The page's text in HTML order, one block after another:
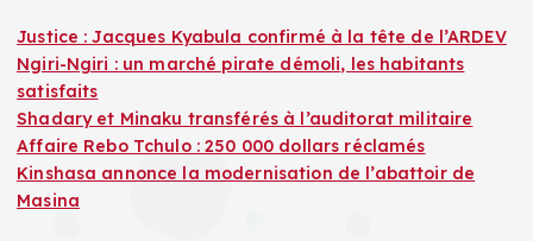
n
a
t
Justice : Jacques Kyabula confirmé à la tête de l’ARDEV
Ngiri-Ngiri : un marché pirate démoli, les habitants
satisfaits
Shadary et Minaku transférés à l’auditorat militaire
Affaire Rebo Tchulo : 250 000 dollars réclamés
Kinshasa annonce la modernisation de l’abattoir de
Masina